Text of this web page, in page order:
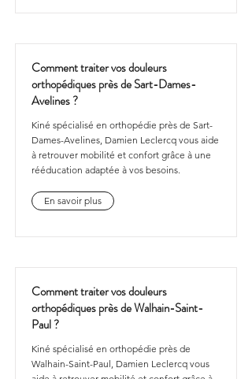
Comment traiter vos douleurs
orthopédiques près de Sart-Dames-
Avelines ?
Kiné spécialisé en orthopédie près de Sart-
Dames-Avelines, Damien Leclercq vous aide
à retrouver mobilité et confort grâce à une
rééducation adaptée à vos besoins.
En savoir plus
Comment traiter vos douleurs
orthopédiques près de Walhain-Saint-
Paul ?
Kiné spécialisé en orthopédie près de
Walhain-Saint-Paul, Damien Leclercq vous